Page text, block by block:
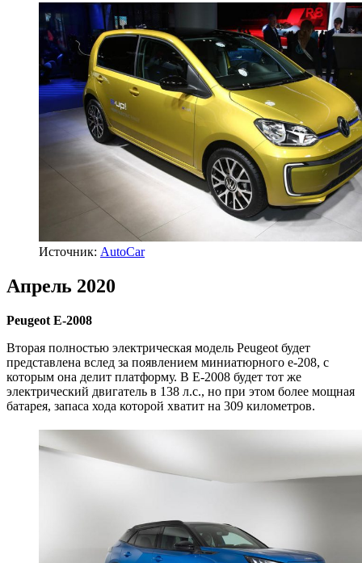
Источник: AutoCar
Апрель 2020
Peugeot E-2008
Вторая полностью электрическая модель Peugeot будет
представлена вслед за появлением миниатюрного e-208, с
которым она делит платформу. В Е-2008 будет тот же
электрический двигатель в 138 л.с., но при этом более мощная
батарея, запаса хода которой хватит на 309 километров.